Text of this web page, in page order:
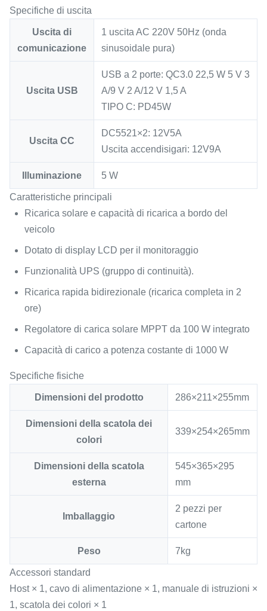
Specifiche di uscita
Uscita di
comunicazione
1 uscita AC 220V 50Hz (onda
sinusoidale pura)
Uscita USB
USB a 2 porte: QC3.0 22,5 W 5 V 3
A/9 V 2 A/12 V 1,5 A
TIPO C: PD45W
Uscita CC
DC5521×2: 12V5A
Uscita accendisigari: 12V9A
Illuminazione 5 W
Caratteristiche principali
Ricarica solare e capacità di ricarica a bordo del
veicolo
Dotato di display LCD per il monitoraggio
Funzionalità UPS (gruppo di continuità).
Ricarica rapida bidirezionale (ricarica completa in 2
ore)
Regolatore di carica solare MPPT da 100 W integrato
Capacità di carico a potenza costante di 1000 W
Specifiche fisiche
Dimensioni del prodotto 286×211×255mm
Dimensioni della scatola dei
colori
339×254×265mm
Dimensioni della scatola
esterna
545×365×295
mm
Imballaggio
2 pezzi per
cartone
Peso 7kg
Accessori standard
Host × 1, cavo di alimentazione × 1, manuale di istruzioni ×
1, scatola dei colori × 1